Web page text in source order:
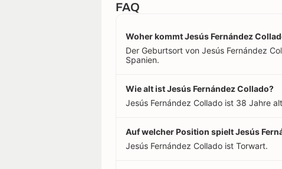
FAQ
Woher kommt Jesús Fernández
Der Geburtsort von Jesús Fernández
Spanien.
Wie alt ist Jesús Fernández Collado?
Jesús Fernández Collado ist 38 Jahre
Auf welcher Position spielt Jesús
Jesús Fernández Collado ist Torwart.